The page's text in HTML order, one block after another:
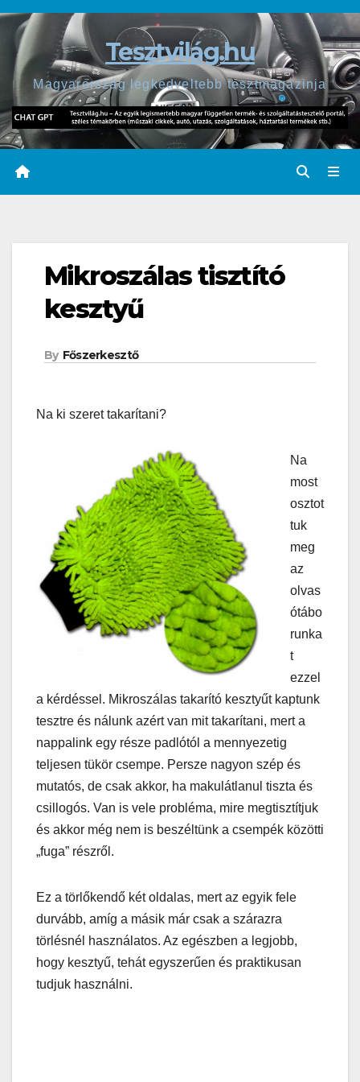
Skip
content
Tesztvilág.hu
Magyarország legkedveltebb tesztmagazinja
Mikroszálas tisztító
kesztyű
By Főszerkesztő
Na ki szeret takarítani?
Na
most
osztot
tuk
meg
az
olvas
ótábo
runka
t
ezzel
a kérdéssel. Mikroszálas takarító kesztyűt kaptunk
tesztre és nálunk azért van mit takarítani, mert a
nappalink egy része padlótól a mennyezetig
teljesen tükör csempe. Persze nagyon szép és
mutatós, de csak akkor, ha makulátlanul tiszta és
csillogós. Van is vele probléma, mire megtisztítjuk
és akkor még nem is beszéltünk a csempék közötti
„fuga” részről.
Ez a törlőkendő két oldalas, mert az egyik fele
durvább, amíg a másik már csak a szárazra
törlésnél használatos. Az egészben a legjobb,
hogy kesztyű, tehát egyszerűen és praktikusan
tudjuk használni.